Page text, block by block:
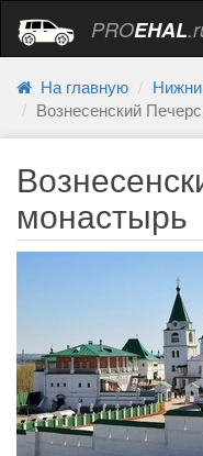
PROEHAL
На главную
Вознесенский
монастырь